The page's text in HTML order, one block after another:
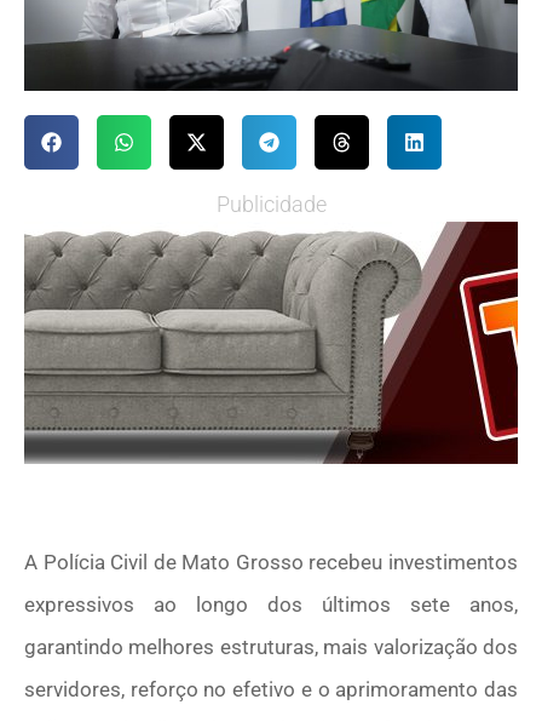
Publicidade
A Polícia Civil de Mato Grosso recebeu investimentos
expressivos ao longo dos últimos sete anos,
garantindo melhores estruturas, mais valorização dos
servidores, reforço no efetivo e o aprimoramento das